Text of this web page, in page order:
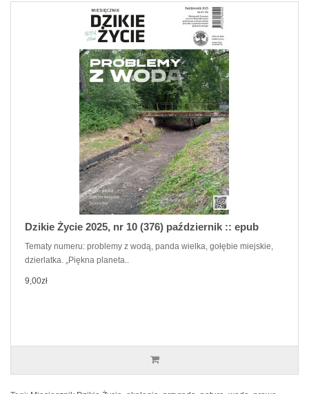
Dzikie Życie 2025, nr 10 (376) październik :: epub
Tematy numeru: problemy z wodą, panda wielka, gołębie miejskie,
dzierlatka. „Piękna planeta..
9,00zł